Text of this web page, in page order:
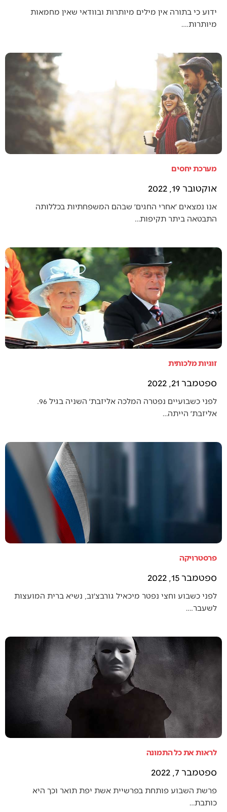
ידוע כי בתורה אין מילים מיותרות ובוודאי שאין מחמאות
מיותרות.…
מערכת יחסים
אוקטובר 19, 2022
אנו נמצאים ׳אחרי החגים׳ שבהם המשפחתיות בכללותה
התבטאה ביתר תקיפות…
זוגיות מלכותית
ספטמבר 21, 2022
אליזבת׳ הייתה…
פרסטרויקה
ספטמבר 15, 2022
לפני כשבוע וחצי נפטר מיכאיל גורבצ׳וב, נשיא ברית המועצות
לשעבר.…
לראות את כל התמונה
ספטמבר 7, 2022
פרשת השבוע פותחת בפרשיית אשת יפת תואר וכך היא
כותבת…